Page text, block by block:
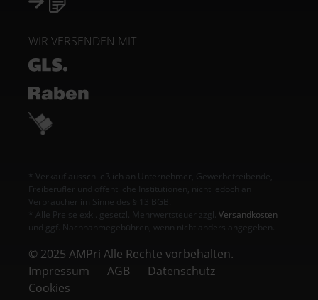
WIR VERSENDEN MIT
* Verkauf ausschließlich an Unternehmer, Gewerbetreibende,
Freiberufler und öffentliche Institutionen, nicht jedoch an
Verbraucher im Sinne des § 13 BGB.
* Alle Preise exkl. gesetzl. Mehrwertsteuer zzgl. Versandkosten
und ggf. Nachnahmegebühren, wenn nicht anders angegeben.
© 2025 AMPri Alle Rechte vorbehalten.
Impressum
AGB
Datenschutz
Cookies